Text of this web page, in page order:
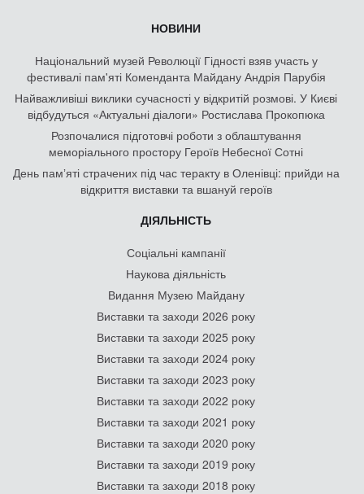
НОВИНИ
Національний музей Революції Гідності взяв участь у
фестивалі пам'яті Коменданта Майдану Андрія Парубія
Найважливіші виклики сучасності у відкритій розмові. У Києві
відбудуться «Актуальні діалоги» Ростислава Прокопюка
Розпочалися підготовчі роботи з облаштування
меморіального простору Героїв Небесної Сотні
День памʼяті страчених під час теракту в Оленівці: прийди на
відкриття виставки та вшануй героїв
ДІЯЛЬНІСТЬ
Соціальні кампанії
Наукова діяльність
Видання Музею Майдану
Виставки та заходи 2026 року
Виставки та заходи 2025 року
Виставки та заходи 2024 року
Виставки та заходи 2023 року
Виставки та заходи 2022 року
Виставки та заходи 2021 року
Виставки та заходи 2020 року
Виставки та заходи 2019 року
Виставки та заходи 2018 року